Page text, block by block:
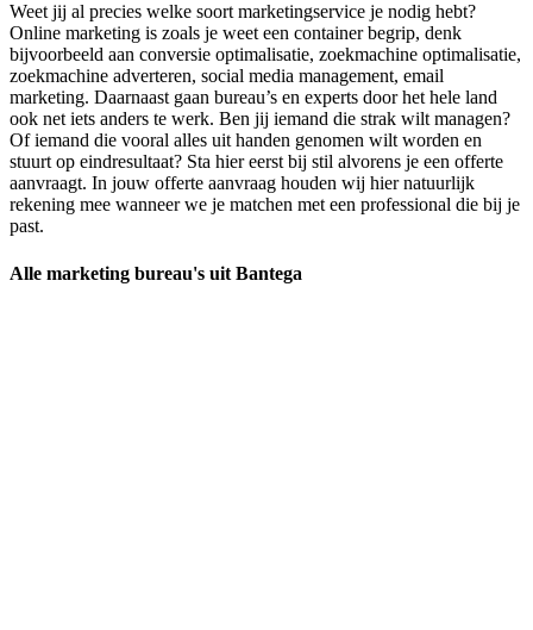
Weet jij al precies welke soort marketingservice je nodig hebt?
Online marketing is zoals je weet een container begrip, denk
bijvoorbeeld aan conversie optimalisatie, zoekmachine optimalisatie,
zoekmachine adverteren, social media management, email
marketing. Daarnaast gaan bureau’s en experts door het hele land
ook net iets anders te werk. Ben jij iemand die strak wilt managen?
Of iemand die vooral alles uit handen genomen wilt worden en
stuurt op eindresultaat? Sta hier eerst bij stil alvorens je een offerte
aanvraagt. In jouw offerte aanvraag houden wij hier natuurlijk
rekening mee wanneer we je matchen met een professional die bij je
past.
Alle marketing bureau's uit Bantega